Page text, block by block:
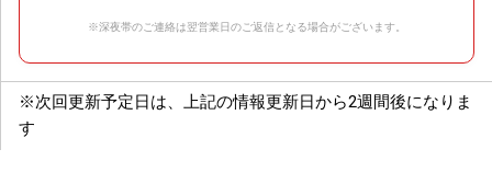
※深夜帯のご連絡は翌営業日のご返信となる場合がございます。
※次回更新予定日は、上記の情報更新日から2週間後になりま
す